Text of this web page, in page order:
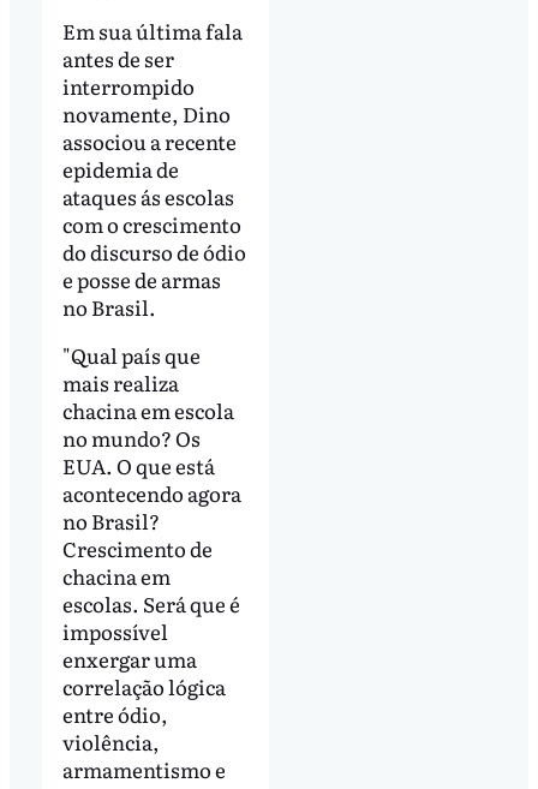
Em sua última fala
antes de ser
interrompido
novamente, Dino
associou a recente
epidemia de
ataques ás escolas
com o crescimento
do discurso de ódio
e posse de armas
no Brasil.
"Qual país que
mais realiza
chacina em escola
no mundo? Os
EUA. O que está
acontecendo agora
no Brasil?
Crescimento de
chacina em
escolas. Será que é
impossível
enxergar uma
correlação lógica
entre ódio,
violência,
armamentismo e